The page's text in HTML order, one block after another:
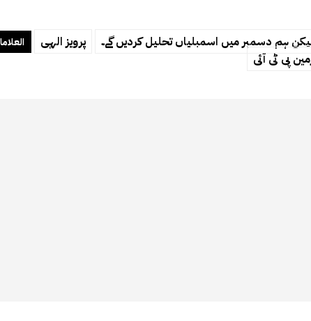
پرویز الہی
ہم دسمبر میں اسمبلیاں تحلیل کردیں گے۔
پی ٹی آئی